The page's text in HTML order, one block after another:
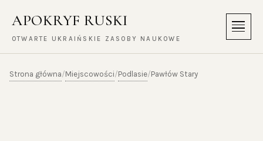
APOKRYF RUSKI
OTWARTE UKRAIŃSKIE ZASOBY NAUKOWE
Menu
Strona główna/Miejscowości/Podlasie/Pawłów Stary